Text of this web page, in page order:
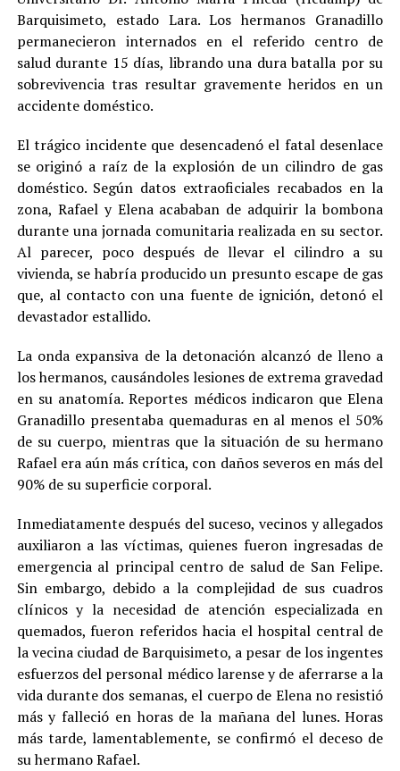
Barquisimeto, estado Lara. Los hermanos Granadillo
permanecieron internados en el referido centro de
salud durante 15 días, librando una dura batalla por su
sobrevivencia tras resultar gravemente heridos en un
accidente doméstico.
El trágico incidente que desencadenó el fatal desenlace
se originó a raíz de la explosión de un cilindro de gas
doméstico. Según datos extraoficiales recabados en la
zona, Rafael y Elena acababan de adquirir la bombona
durante una jornada comunitaria realizada en su sector.
Al parecer, poco después de llevar el cilindro a su
vivienda, se habría producido un presunto escape de gas
que, al contacto con una fuente de ignición, detonó el
devastador estallido.
La onda expansiva de la detonación alcanzó de lleno a
los hermanos, causándoles lesiones de extrema gravedad
en su anatomía. Reportes médicos indicaron que Elena
Granadillo presentaba quemaduras en al menos el 50%
de su cuerpo, mientras que la situación de su hermano
Rafael era aún más crítica, con daños severos en más del
90% de su superficie corporal.
Inmediatamente después del suceso, vecinos y allegados
auxiliaron a las víctimas, quienes fueron ingresadas de
emergencia al principal centro de salud de San Felipe.
Sin embargo, debido a la complejidad de sus cuadros
clínicos y la necesidad de atención especializada en
quemados, fueron referidos hacia el hospital central de
la vecina ciudad de Barquisimeto, a pesar de los ingentes
esfuerzos del personal médico larense y de aferrarse a la
vida durante dos semanas, el cuerpo de Elena no resistió
más y falleció en horas de la mañana del lunes. Horas
más tarde, lamentablemente, se confirmó el deceso de
su hermano Rafael.